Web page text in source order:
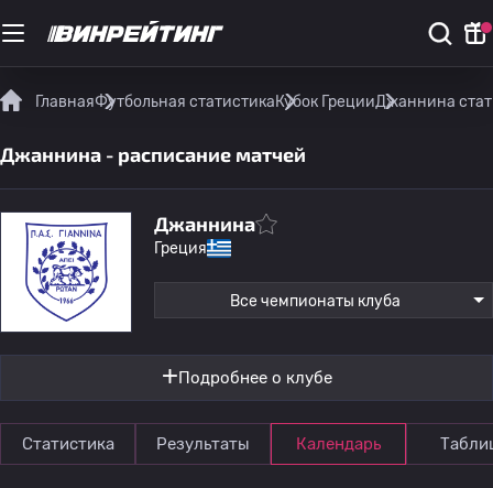
ГлавнаяФутбольная статистикаКубок ГрецииДжаннина
Джаннина - расписание матчей
Джаннина
Греция
Все чемпионаты клуба
Подробнее о клубе
Статистика Результаты Календарь